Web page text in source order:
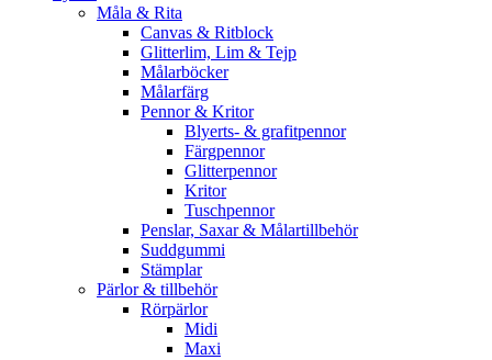
Måla & Rita
Canvas & Ritblock
Glitterlim, Lim & Tejp
Målarböcker
Målarfärg
Pennor & Kritor
Blyerts- & grafitpennor
Färgpennor
Glitterpennor
Kritor
Tuschpennor
Penslar, Saxar & Målartillbehör
Suddgummi
Stämplar
Pärlor & tillbehör
Rörpärlor
Midi
Maxi